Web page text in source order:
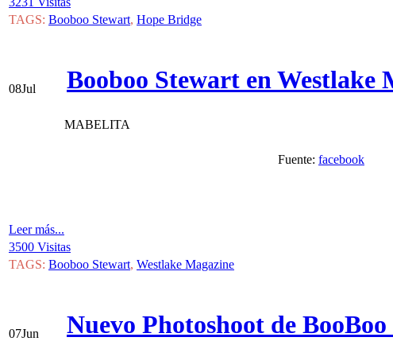
TAGS: Booboo Stewart, Hope Bridge
08Jul Booboo Stewart en Westlake
MABELITA
Fuente: facebook
Leer más...
3500 Visitas
TAGS: Booboo Stewart, Westlake Magazine
07Jun Nuevo Photoshoot de